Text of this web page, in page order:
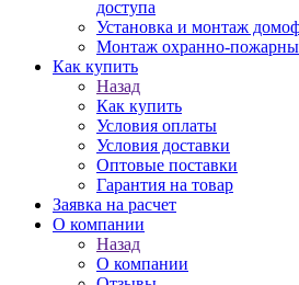
доступа
Установка и монтаж
Монтаж охранно-
Как купить
Назад
Как купить
Условия оплаты
Условия доставки
Оптовые поставки
Гарантия на товар
Заявка на расчет
О компании
Назад
О компании